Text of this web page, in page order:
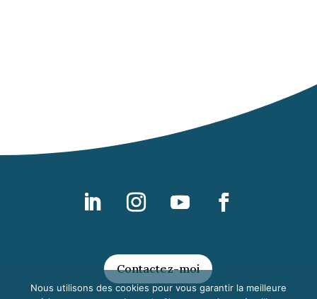
Contactez-moi
Nous utilisons des cookies pour vous garantir la meilleure